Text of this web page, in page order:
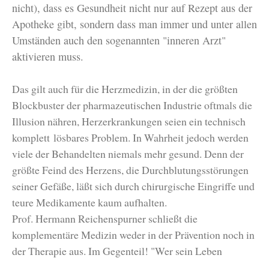
nicht), dass es Gesundheit nicht nur auf Rezept aus der
Apotheke gibt, sondern dass man immer und unter allen
Umständen auch den sogenannten "inneren Arzt"
aktivieren muss.
Das gilt auch für die Herzmedizin, in der die größten
Blockbuster der pharmazeutischen Industrie oftmals die
Illusion nähren, Herzerkrankungen seien ein technisch
komplett lösbares Problem. In Wahrheit jedoch werden
viele der Behandelten niemals mehr gesund. Denn der
größte Feind des Herzens, die Durchblutungsstörungen
seiner Gefäße, läßt sich durch chirurgische Eingriffe und
teure Medikamente kaum aufhalten.
Prof. Hermann Reichenspurner schließt die
komplementäre Medizin weder in der Prävention noch in
der Therapie aus. Im Gegenteil! "Wer sein Leben